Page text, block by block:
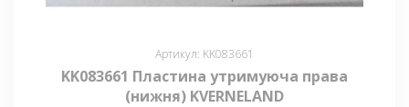
Артикул: KK083661
KK083661 Пластина утримуюча права
(нижня) KVERNELAND